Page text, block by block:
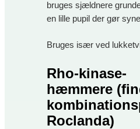
bruges sjældnere
en lille pupil der gør
Bruges især ved
Rho-kinase-
hæmmere
Roclanda)